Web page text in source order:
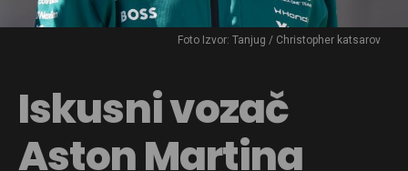
Foto Izvor: Tanjug / Christopher katsarov
Iskusni vozač
Aston Martina